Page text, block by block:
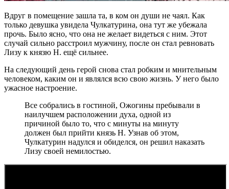
Вдруг в помещение зашла та, в ком он души не чаял. Как
только девушка увидела Чулкатурина, она тут же убежала
прочь. Было ясно, что она не желает видеться с ним. Этот
случай сильно расстроил мужчину, после он стал ревновать
Лизу к князю Н. ещё сильнее.
На следующий день герой снова стал робким и мнительным
человеком, каким он и являлся всю свою жизнь. У него было
ужасное настроение.
Все собрались в гостиной, Ожогины пребывали в
наилучшем расположении духа, одной из
причиной было то, что с минуты на минуту
должен был прийти князь Н. Узнав об этом,
Чулкатурин надулся и обиделся, он решил наказать
Лизу своей немилостью.